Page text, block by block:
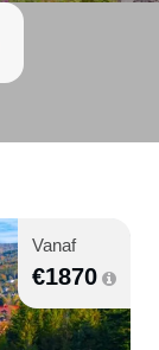
Vanaf
€1870